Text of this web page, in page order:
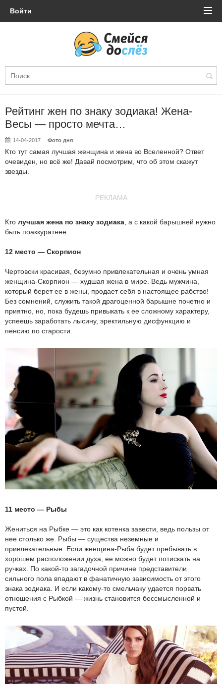
Войти
Рейтинг жен по знаку зодиака! Жена-
Весы — просто мечта…
14-04-2017 Фото дня
Кто тут самая лучшая женщина и жена во Вселенной? Ответ
очевиден, но всё же! Давай посмотрим, что об этом скажут
звезды.
РЕКЛАМА
Кто лучшая жена по знаку зодиака , а с какой барышней нужно
быть поаккуратнее…
12 место — Скорпион
Чертовски красивая, безумно привлекательная и очень умная
женщина-Скорпион — худшая жена в мире. Ведь мужчина,
который берет ее в жены, продает себя в настоящее рабство!
Без сомнений, служить такой драгоценной барышне почетно и
приятно, но, пока будешь привыкать к ее сложному характеру,
успеешь заработать лысину, эректильную дисфункцию и
пенсию по старости.
11 место — Рыбы
Жениться на Рыбке — это как котенка завести, ведь пользы от
нее столько же. Рыбы — существа неземные и
привлекательные. Если женщина-Рыба будет пребывать в
хорошем расположении духа, ее можно будет потискать на
ручках. По какой-то загадочной причине представители
сильного пола впадают в фанатичную зависимость от этого
знака зодиака. И если какому-то смельчаку удается порвать
отношения с Рыбкой — жизнь становится бессмысленной и
пустой.